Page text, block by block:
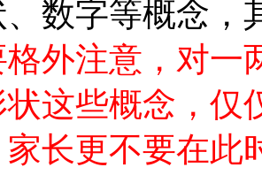
数字等概念，
格外注意，对一
这些概念，仅
长更不要在此